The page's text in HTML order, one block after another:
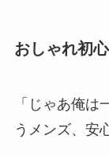
おしゃれ初
「じゃあ俺
うメンズ、安